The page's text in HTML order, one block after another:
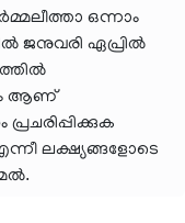
ഒന്നാം
ജനുവരി ഏപ്രിൽ
ആണ്
ലക്ഷ്യങ്ങളോടെ